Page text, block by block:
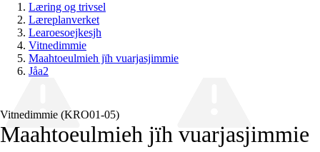
Læring og trivsel
Læreplanverket
Learoesoejkesjh
Vitnedimmie
Maahtoeulmieh jïh vuarjasjimmie
Jåa2
Vitnedimmie (KRO01‑05)
Maahtoeulmieh jïh vuarjasjimmie